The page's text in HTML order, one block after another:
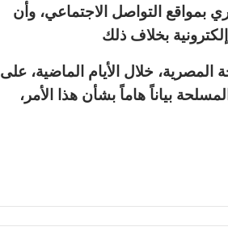
التواصل الاجتماعي، وأن
بخلاف ذلك
المصرية، خلال الأيام الماضية، على
بياناً هاماً بشأن هذا الأمر،